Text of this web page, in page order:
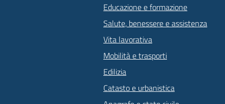
Educazione e formazione
Salute, benessere e assistenza
Vita lavorativa
Mobilità e trasporti
Edilizia
Catasto e urbanistica